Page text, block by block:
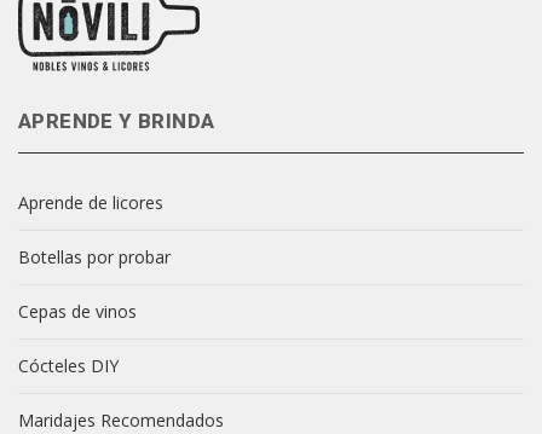
APRENDE Y BRINDA
Aprende de licores
Botellas por probar
Cepas de vinos
Cócteles DIY
Maridajes Recomendados